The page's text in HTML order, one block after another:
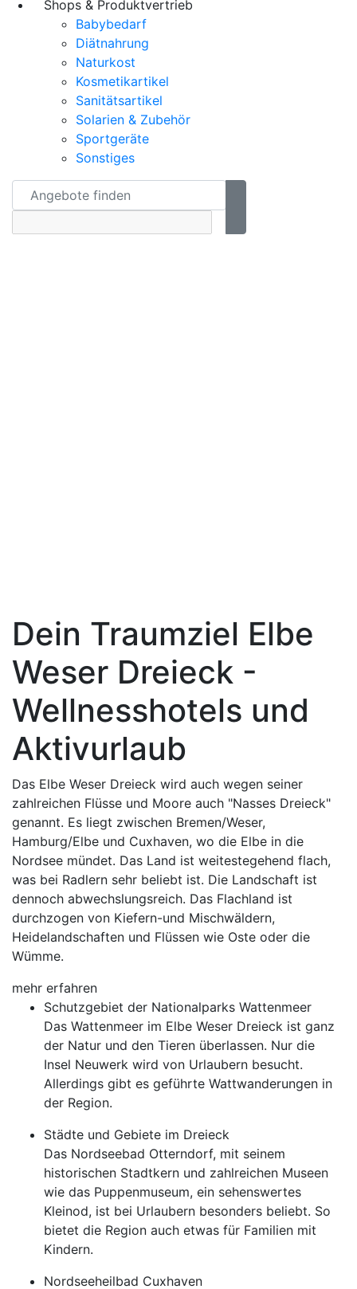
Shops & Produktvertrieb
Babybedarf
Diätnahrung
Naturkost
Kosmetikartikel
Sanitätsartikel
Solarien & Zubehör
Sportgeräte
Sonstiges
Dein Traumziel Elbe
Weser Dreieck -
Wellnesshotels und
Aktivurlaub
Das Elbe Weser Dreieck wird auch wegen seiner
zahlreichen Flüsse und Moore auch "Nasses Dreieck"
genannt. Es liegt zwischen Bremen/Weser,
Hamburg/Elbe und Cuxhaven, wo die Elbe in die
Nordsee mündet. Das Land ist weitestegehend flach,
was bei Radlern sehr beliebt ist. Die Landschaft ist
dennoch abwechslungsreich. Das Flachland ist
durchzogen von Kiefern-und Mischwäldern,
Heidelandschaften und Flüssen wie Oste oder die
Wümme.
mehr erfahren
Schutzgebiet der Nationalparks Wattenmeer
Das Wattenmeer im Elbe Weser Dreieck ist ganz
der Natur und den Tieren überlassen. Nur die
Insel Neuwerk wird von Urlaubern besucht.
Allerdings gibt es geführte Wattwanderungen in
der Region.
Städte und Gebiete im Dreieck
Das Nordseebad Otterndorf, mit seinem
historischen Stadtkern und zahlreichen Museen
wie das Puppenmuseum, ein sehenswertes
Kleinod, ist bei Urlaubern besonders beliebt. So
bietet die Region auch etwas für Familien mit
Kindern.
Nordseeheilbad Cuxhaven